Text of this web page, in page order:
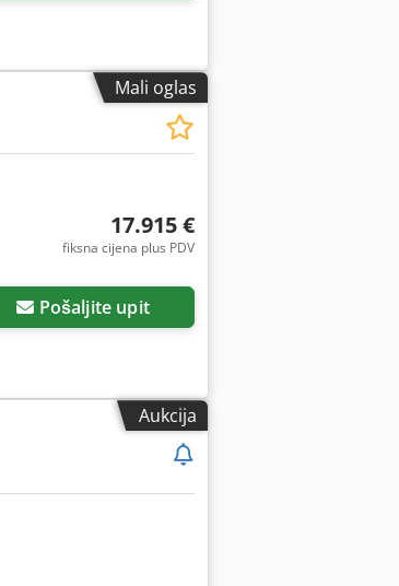
Mali oglas
17.915 €
fiksna cijena plus PDV
Pošaljite upit
Aukcija